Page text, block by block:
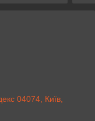
04074, Київ,